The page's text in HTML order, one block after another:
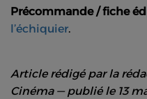
Précommande / fiche
l’échiquier.
Article rédigé par la
Cinéma — publié le 13